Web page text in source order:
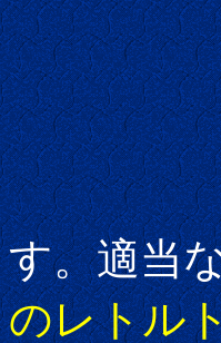
ちょっ
す。適当
のレトル